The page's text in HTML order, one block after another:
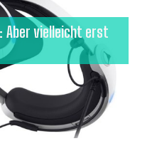
Aber vielleicht erst